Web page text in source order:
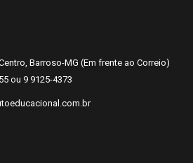
Barroso-MG (Em frente ao Correio)
ou 9 9125-4373